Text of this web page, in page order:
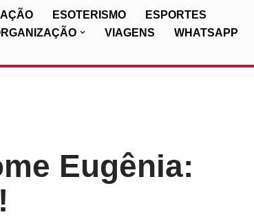
ESOTERISMO
ESPORTES
VIAGENS
WHATSAPP
Eugênia: